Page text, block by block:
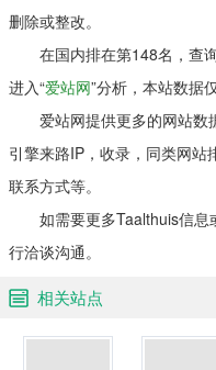
删除或整改。
在国内排在第148名，查询
进入“爱站网”分析，本站数据
爱站网提供更多的网站数
引擎来路IP，收录，同类网站
联系方式等。
如需要更多Taalthuis信息
行洽谈沟通。
相关站点